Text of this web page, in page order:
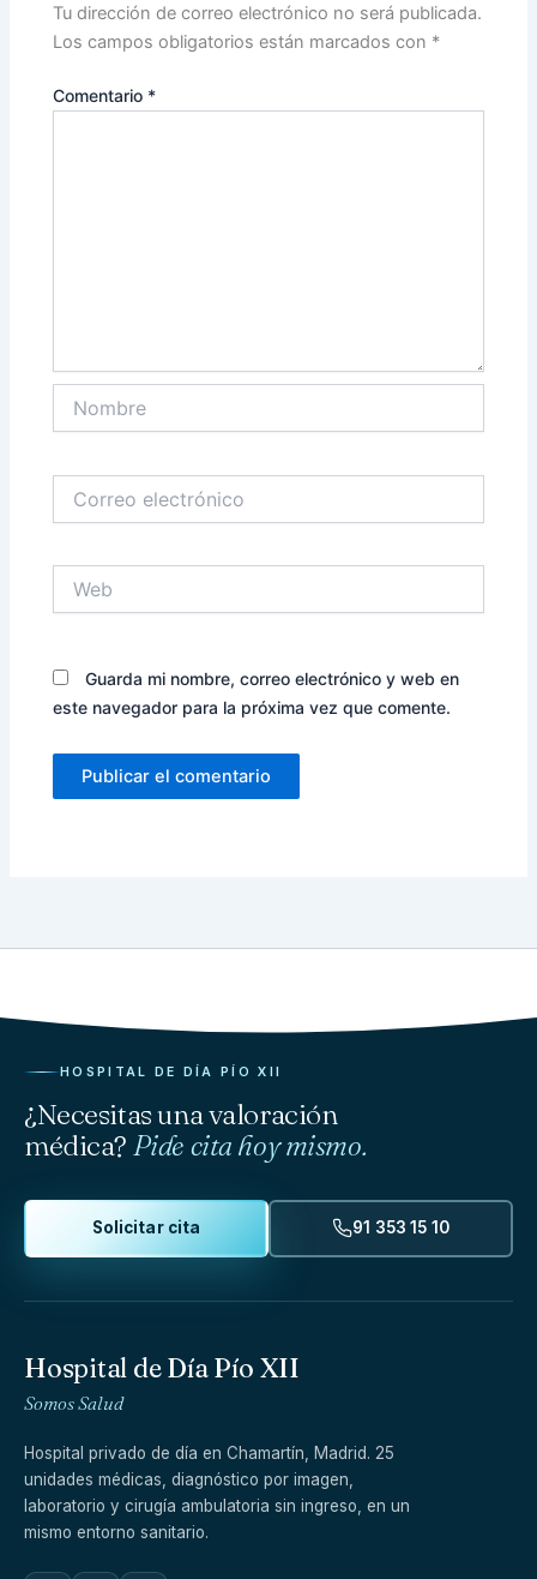
Tu dirección de correo electrónico no será publicada.
Los campos obligatorios están marcados con *
Comentario *
electrónico
Guarda mi nombre, correo electrónico y web en
este navegador para la próxima vez que comente.
HOSPITAL DE DÍA PÍO XII
¿Necesitas una valoración
médica? Pide cita hoy mismo.
Solicitar cita 91 353 15 10
Hospital de Día Pío XII
Somos Salud
Hospital privado de día en Chamartín, Madrid. 25
unidades médicas, diagnóstico por imagen,
laboratorio y cirugía ambulatoria sin ingreso, en un
mismo entorno sanitario.